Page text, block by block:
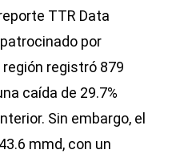
TTR Data
por
registró 879
caída de 29.7%
Sin embargo, el
mmd, con un